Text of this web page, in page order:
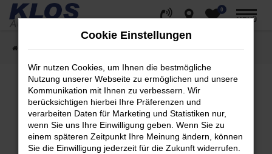
Zum
springen
0
MENÜ
Fehler: Network Error
Beim Laden ist ein Fehler aufgetreten.
Hier sind ein paar Tipps, die dir helfen können:
Cookie Einstellungen
Wir nutzen Cookies, um Ihnen die bestmögliche
Nutzung unserer Webseite zu ermöglichen und unsere
Kommunikation mit Ihnen zu verbessern. Wir
berücksichtigen hierbei Ihre Präferenzen und
verarbeiten Daten für Marketing und Statistiken nur,
wenn Sie uns Ihre Einwilligung geben. Wenn Sie zu
einem späteren Zeitpunkt Ihre Meinung ändern, können
Sie die Einwilligung jederzeit für die Zukunft widerrufen.